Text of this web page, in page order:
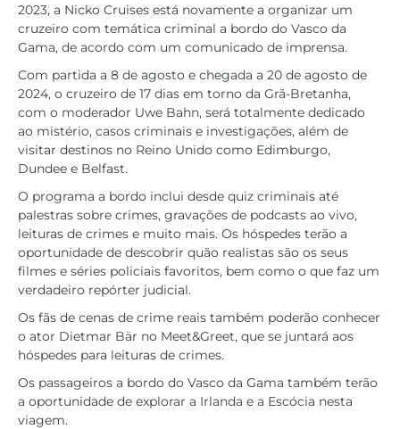
2023, a Nicko Cruises está novamente a organizar um
cruzeiro com temática criminal a bordo do Vasco da
Gama, de acordo com um comunicado de imprensa.
Com partida a 8 de agosto e chegada a 20 de agosto de
2024, o cruzeiro de 17 dias em torno da Grã-Bretanha,
com o moderador Uwe Bahn, será totalmente dedicado
ao mistério, casos criminais e investigações, além de
visitar destinos no Reino Unido como Edimburgo,
Dundee e Belfast.
O programa a bordo inclui desde quiz criminais até
palestras sobre crimes, gravações de podcasts ao vivo,
leituras de crimes e muito mais. Os hóspedes terão a
oportunidade de descobrir quão realistas são os seus
filmes e séries policiais favoritos, bem como o que faz um
verdadeiro repórter judicial.
Os fãs de cenas de crime reais também poderão conhecer
o ator Dietmar Bär no Meet&Greet, que se juntará aos
hóspedes para leituras de crimes.
Os passageiros a bordo do Vasco da Gama também terão
a oportunidade de explorar a Irlanda e a Escócia nesta
viagem.